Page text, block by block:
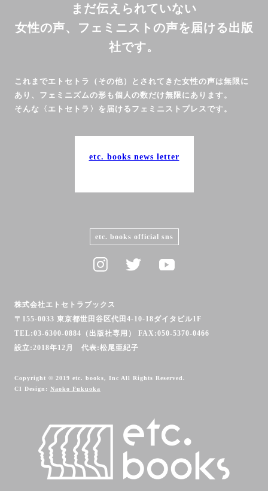
まだ伝えられていない
女性の声、フェミニストの声を届ける出版
社です。
これまでエトセトラ（その他）とされてきた女性の声は無限に
あり、フェミニズムの形も個人の数だけ無限にあります。
そんな〈エトセトラ〉を届けるフェミニストプレスです。
etc. books news letter
etc. books official sns
株式会社エトセトラブックス
〒155-0033 東京都世田谷区代田4-10-18ダイタビル1F
TEL:03-6300-0884（出版社専用） FAX:050-5370-0466
設立:2018年12月 代表:松尾亜紀子
Copyright © 2019 etc. books, Inc All Rights Reserved.
CI Design: Naoko Fukuoka